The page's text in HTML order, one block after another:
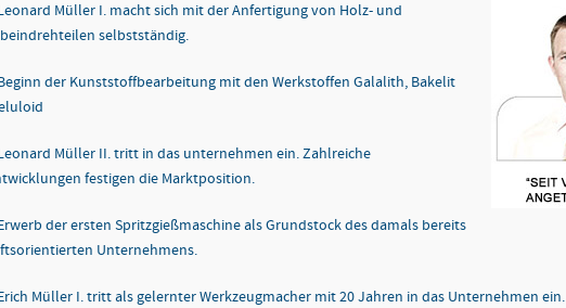
Müller I. macht sich mit der Anfertigung von Holz- und
selbstständig.
der Kunststoffbearbeitung mit den Werkstoffen Galalith, Bakelit
Müller II. tritt in das unternehmen ein. Zahlreiche
festigen die Marktposition.
der ersten Spritzgießmaschine als Grundstock des damals bereits
Unternehmens.
Müller I. tritt als gelernter Werkzeugmacher mit 20 Jahren in das Unternehmen ein.